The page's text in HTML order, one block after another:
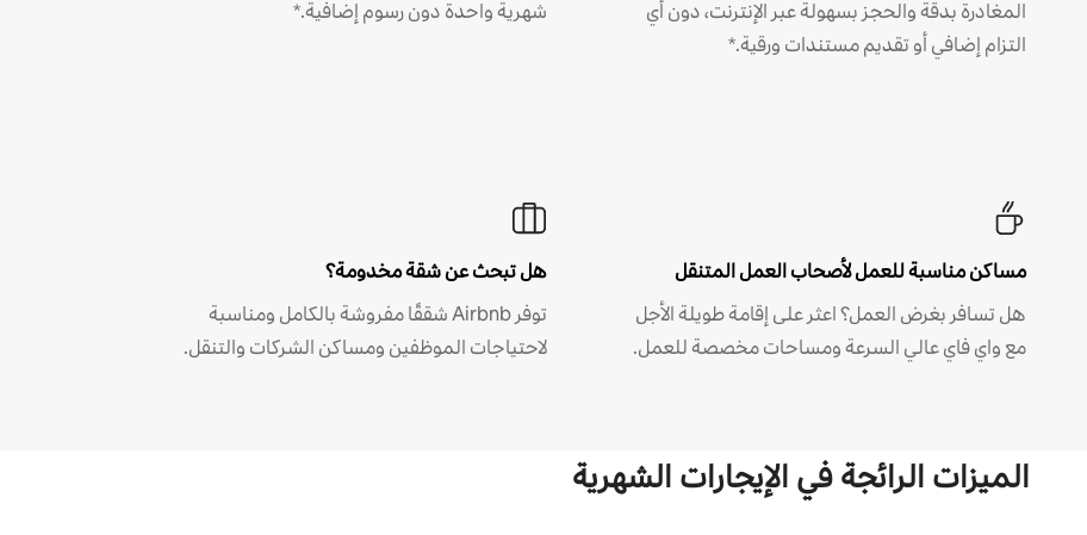
المغادرة بدقة والحجز بسهولة عبر الإنترنت، دون أي
التزام إضافي أو تقديم مستندات ورقية.*
شهرية واحدة دون رسوم إضافية.*
مساكن مناسبة للعمل لأصحاب العمل المتنقل
هل تسافر بغرض العمل؟ اعثر على إقامة طويلة الأجل
مع واي فاي عالي السرعة ومساحات مخصصة للعمل.
هل تبحث عن شقة مخدومة؟
توفر Airbnb شققًا مفروشة بالكامل ومناسبة
لاحتياجات الموظفين ومساكن الشركات والتنقل.
الميزات الرائجة في الإيجارات الشهرية